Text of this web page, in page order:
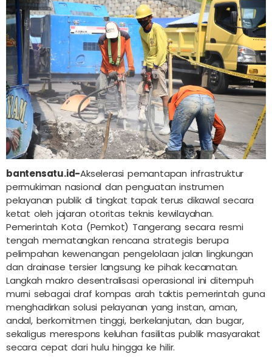
bantensatu.id-Akselerasi pemantapan infrastruktur
permukiman nasional dan penguatan instrumen
pelayanan publik di tingkat tapak terus dikawal secara
ketat oleh jajaran otoritas teknis kewilayahan.
Pemerintah Kota (Pemkot) Tangerang secara resmi
tengah mematangkan rencana strategis berupa
pelimpahan kewenangan pengelolaan jalan lingkungan
dan drainase tersier langsung ke pihak kecamatan.
Langkah makro desentralisasi operasional ini ditempuh
murni sebagai draf kompas arah taktis pemerintah guna
menghadirkan solusi pelayanan yang instan, aman,
andal, berkomitmen tinggi, berkelanjutan, dan bugar,
sekaligus merespons keluhan fasilitas publik masyarakat
secara cepat dari hulu hingga ke hilir.